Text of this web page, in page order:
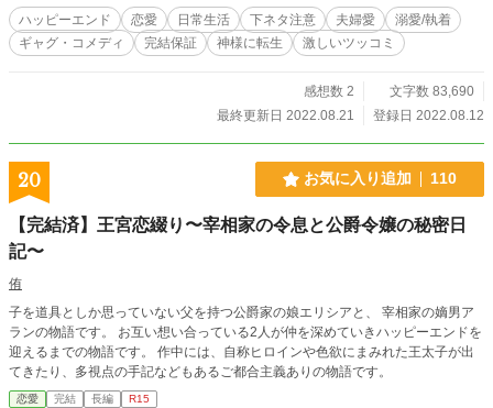
す。
ハッピーエンド 恋愛 日常生活 下ネタ注意 夫婦愛
溺愛/執着
ギャグ・コメディ
完結保証 神様に転生 激しいツッコミ
感想数 2
文字数 83,690
最終更新日 2022.08.21
登録日 2022.08.12
20 お気に入り追加 110
【完結済】王宮恋綴り〜宰相家の令息と公爵令嬢の秘密日
記〜
侑
子を道具としか思っていない父を持つ公爵家の娘エリシアと、 宰相家の嫡男ア
ランの物語です。 お互い想い合っている2人が仲を深めていきハッピーエンドを
迎えるまでの物語です。 作中には、自称ヒロインや色欲にまみれた王太子が出
てきたり、多視点の手記などもあるご都合主義ありの物語です。
恋愛 完結 長編 R15